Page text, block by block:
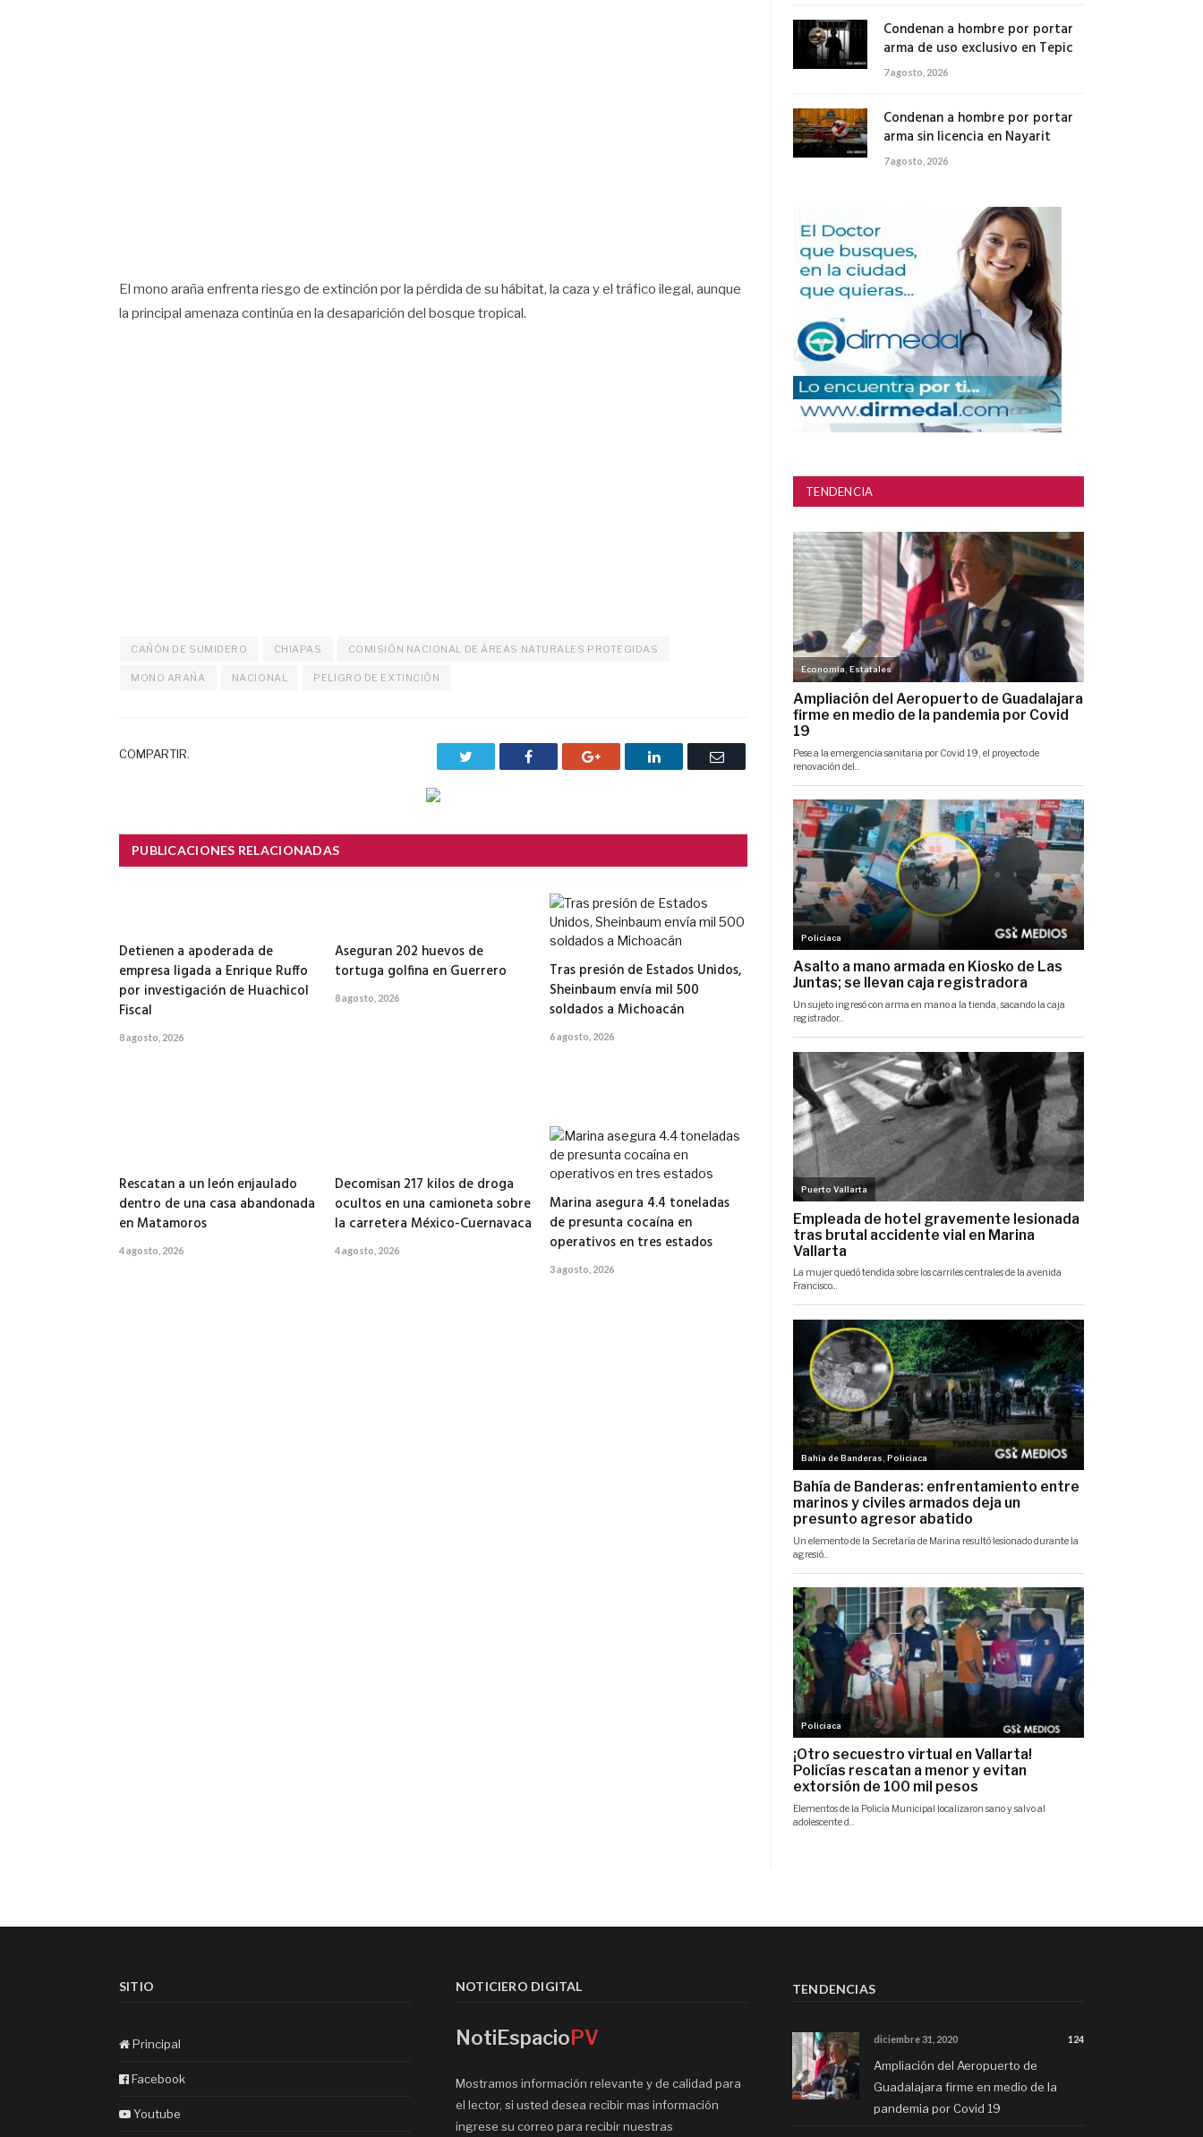
El mono araña enfrenta riesgo de extinción por la pérdida de su hábitat, la caza y el tráfico ilegal, aunque
la principal amenaza continúa en la desaparición del bosque tropical.
CAÑÓN DE SUMIDERO CHIAPAS COMISIÓN NACIONAL DE ÁREAS NATURALES PROTEGIDAS
MONO ARAÑA NACIONAL PELIGRO DE EXTINCIÓN
COMPARTIR. Facebook Google+ LinkedIn
Correo
PUBLICACIONES RELACIONADAS
Detienen a apoderada de
empresa ligada a Enrique Ruffo
por investigación de Huachicol
Fiscal
8 agosto, 2026
Aseguran 202 huevos de
tortuga golfina en Guerrero
8 agosto, 2026
Tras presión de Estados Unidos,
Sheinbaum envía mil 500
soldados a Michoacán
6 agosto, 2026
Rescatan a un león enjaulado
dentro de una casa abandonada
en Matamoros
4 agosto, 2026
Decomisan 217 kilos de droga
ocultos en una camioneta sobre
la carretera México-Cuernavaca
4 agosto, 2026
Marina asegura 4.4 toneladas
de presunta cocaína en
operativos en tres estados
3 agosto, 2026
Condenan a hombre por portar
arma de uso exclusivo en Tepic
7 agosto, 2026
Condenan a hombre por portar
arma sin licencia en Nayarit
7 agosto, 2026
TENDENCIA
SITIO
Principal
Facebook
Youtube
NOTICIERO DIGITAL
NotiEspacioPV
Mostramos información relevante y de calidad para
el lector, si usted desea recibir mas información
ingrese su correo para recibir nuestras
TENDENCIAS
diciembre 31, 2020 124
Ampliación del Aeropuerto de
Guadalajara firme en medio de la
pandemia por Covid 19